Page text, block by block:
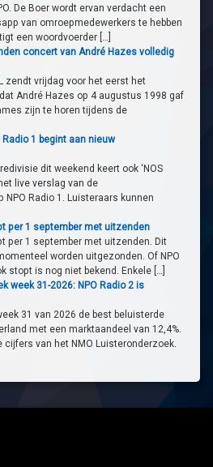
De Boer wordt ervan verdacht een
van omroepmedewerkers te hebben
een woordvoerder […]
concert van André Hazes volledig
zendt vrijdag voor het eerst het
André Hazes op 4 augustus 1998 gaf
zijn te horen tijdens de
Radio 1 begint aan nieuw
dit weekend keert ook ‘NOS
live verslag van de
NPO Radio 1. Luisteraars kunnen
per 1 september met uitzenden
per 1 september met uitzenden. Dit
worden uitgezonden. Of NPO
stopt is nog niet bekend. Enkele […]
week 31-2026: NPO Radio 2 is
31 van 2026 de best beluisterde
met een marktaandeel van 12,4%.
cijfers van het NMO Luisteronderzoek.